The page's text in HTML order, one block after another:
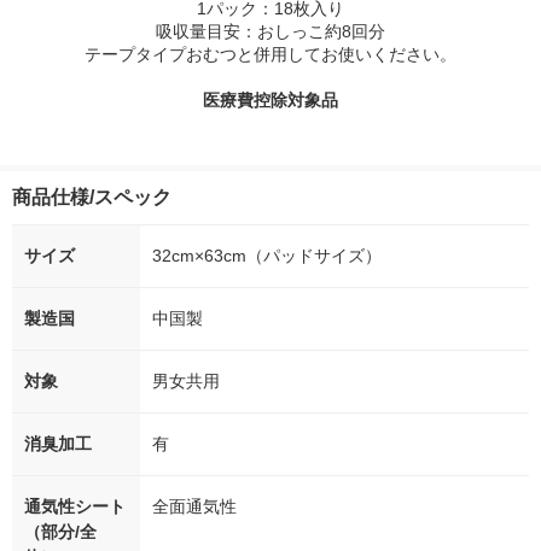
1パック：18枚入り
吸収量目安：おしっこ約8回分
テープタイプおむつと併用してお使いください。
医療費控除対象品
商品仕様/スペック
サイズ 32cm×63cm（パッドサイズ）
製造国 中国製
対象 男女共用
消臭加工 有
通気性シート
（部分/全
全面通気性